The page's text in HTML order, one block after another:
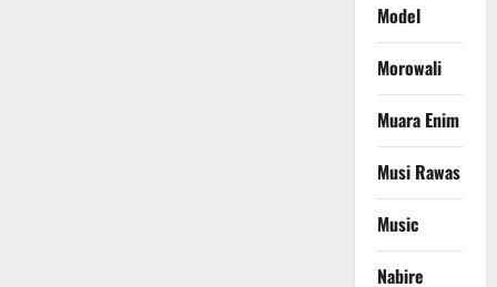
Model
Morowali
Muara Enim
Musi Rawas
Music
Nabire